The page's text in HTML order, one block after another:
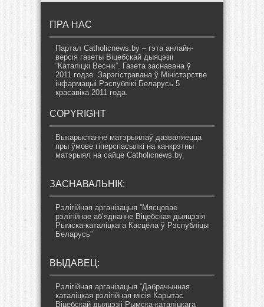
ПРА НАС
Партал Catholicnews.by – гэта анлайн-
версія газеты Віцебскай дыяцэзіі
“Каталіцкі Веснік”. Газета заснавана ў
2011 годзе. Зарэгістравана ў Міністэрстве
інфармацыі Рэспублікі Беларусь 5
красавіка 2011 года.
COPYRIGHT
Выкарыстанне матэрыялаў дазваляецца
пры ўмове гіперспасылкі на канкрэтны
матэрыял на сайце Catholicnews.by
ЗАСНАВАЛЬНІК:
Рэлігійная арганізацыя “Мясцовае
рэлігійнае аб’яднанне Віцебская дыяцэзія
Рымска-каталіцкага Касцёла ў Рэспубліцы
Беларусь”
ВЫДАВЕЦ:
Рэлігійная арганізацыя “Дабрачынная
каталіцкая рэлігійная місія Карытас
Віцебскай дыяцэзіі Рымска-каталіцкага